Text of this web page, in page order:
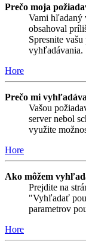
Prečo moja
Vami hľadaný
obsahoval
Spresnite
vyhľadávania.
Hore
Prečo mi
Vašou
server nebol
využite
Hore
Ako môžem
Prejdite na
"Vyhľadať
parametrov
Hore